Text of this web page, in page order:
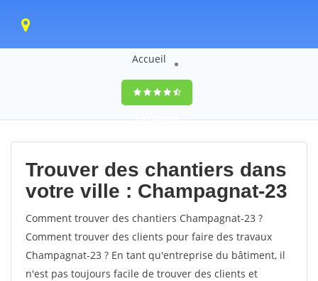
Accueil
9,5(100%)0
votes
Trouver des chantiers dans
votre ville : Champagnat-23
Comment trouver des chantiers Champagnat-23 ?
Comment trouver des clients pour faire des travaux
Champagnat-23 ? En tant qu'entreprise du bâtiment, il
n'est pas toujours facile de trouver des clients et